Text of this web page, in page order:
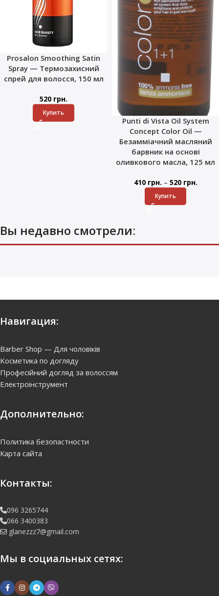
Prosalon Smoothing Satin
Spray — Термозахисний
спрей для волосся, 150 мл
520 грн.
Купить
Punti di Vista Oil System
Concept Color Oil —
Безамміачний масляний
барвник на основі
оливкового масла, 125 мл
410 грн. – 520 грн.
Купить
Вы недавно смотрели:
Навигация:
Barber Shop — Для чоловіків
Kосметика по догляду
Професійний догляд за волоссям
Електроінструмент
Дополнительно:
Политика безопастности
Карта сайта
Контакты:
096 3265744
066 3400383
glanezzz7@gmail.com
Мы в социальных сетях: